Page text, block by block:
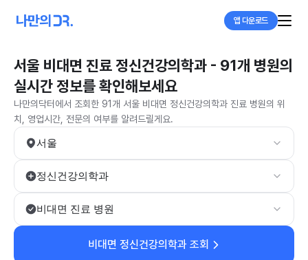
앱 다운로드
서울 비대면 진료 정신건강의학과 - 91개 병원의
실시간 정보를 확인해보세요
나만의닥터에서 조회한 91개 서울 비대면 정신건강의학과 진료 병원의 위
치, 영업시간, 전문의 여부를 알려드릴게요.
서울
정신건강의학과
비대면 진료 병원
비대면 정신건강의학과 조회